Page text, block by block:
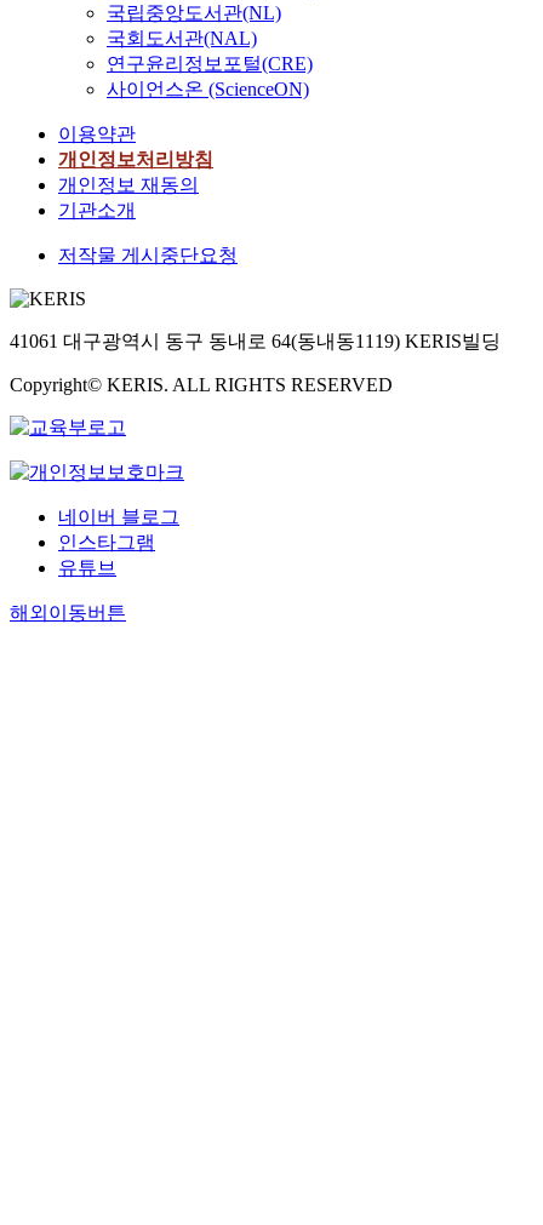
국립중앙도서관(NL)
국회도서관(NAL)
연구윤리정보포털(CRE)
사이언스온 (ScienceON)
이용약관
개인정보처리방침
개인정보 재동의
기관소개
저작물 게시중단요청
41061 대구광역시 동구 동내로 64(동내동1119) KERIS빌딩
Copyright© KERIS. ALL RIGHTS RESERVED
네이버 블로그
인스타그램
유튜브
해외이동버튼